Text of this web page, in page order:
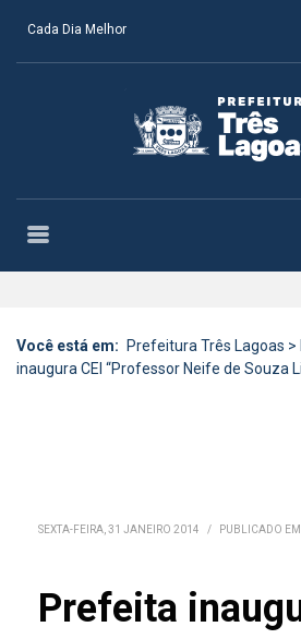
Cada Dia Melhor
Você está em: Prefeitura Três Lagoas >
inaugura CEI “Professor Neife de Souza
SEXTA-FEIRA, 31 JANEIRO 2014 / PUBLICADO EM
Prefeita